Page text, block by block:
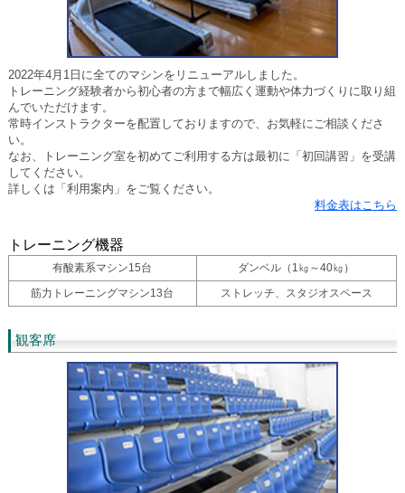
2022年4月1日に全てのマシンをリニューアルしました。
トレーニング経験者から初心者の方まで幅広く運動や体力づくりに取り組
んでいただけます。
常時インストラクターを配置しておりますので、お気軽にご相談くださ
い。
なお、トレーニング室を初めてご利用する方は最初に「初回講習」を受講
してください。
詳しくは「利用案内」をご覧ください。
料金表はこちら
トレーニング機器
有酸素系マシン15台
ダンベル（1㎏～40㎏）
筋力トレーニングマシン13台
ストレッチ、スタジオスペース
観客席